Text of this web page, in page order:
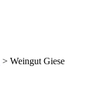
> Weingut Giese